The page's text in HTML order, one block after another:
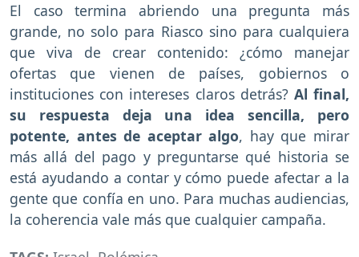
El caso termina abriendo una pregunta más
grande, no solo para Riasco sino para cualquiera
que viva de crear contenido: ¿cómo manejar
ofertas que vienen de países, gobiernos o
instituciones con intereses claros detrás? Al final,
su respuesta deja una idea sencilla, pero
potente, antes de aceptar algo, hay que mirar
más allá del pago y preguntarse qué historia se
está ayudando a contar y cómo puede afectar a la
gente que confía en uno. Para muchas audiencias,
la coherencia vale más que cualquier campaña.